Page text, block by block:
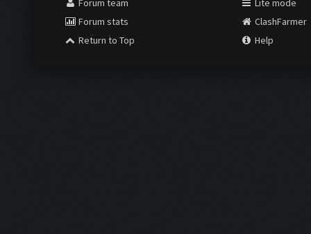
Forum team
Forum stats
Return to Top
Lite mode
ClashFarmer
Help